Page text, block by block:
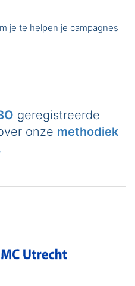
je te helpen je campagnes
geregistreerde
onze methodiek